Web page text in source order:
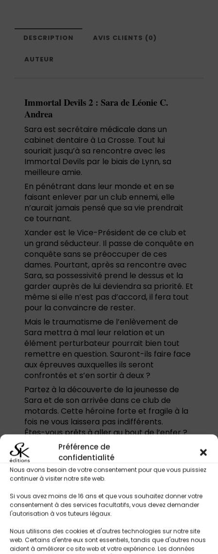
Préférence de
confidentialité
Nous avons besoin de votre consentement pour que vous puissiez
continuer à visiter notre site web.
Si vous avez moins de 16 ans et que vous souhaitez donner votre
consentement à des services facultatifs, vous devez demander
l'autorisation à vos tuteurs légaux.
Nous utilisons des cookies et d'autres technologies sur notre site
web. Certains d'entre eux sont essentiels, tandis que d'autres nous
aident à améliorer ce site web et votre expérience. Les données
DESCRIPTION AVIS CLIENTS (0)
AUTEUR
Immortal Devils 2 : Sara de Léonie C.
Andrea
Sara est secrétaire médicale dans un
cabinet dentaire à La Crosse. Tout lui
souriait jusqu’à sa rencontre avec les
Immortal Devils par le biais de Lynn, sa
meilleure amie.
En pénétrant dans leur monde et en se
faisant enlever par un club ennemi, elle
n’aurait jamais pensé que sa vie prendrait
ce tournant.
Xander est le Vice-Président de ce club et
un grand séducteur. Il passe de conquête en
conquête sans se préoccuper de ces
dames. Pourtant, après sa rencontre avec
Sara, sa possessivité prend le dessus et la
garder auprès de lui deviendra sa priorité. Et
même si elle n’est pas d’accord, il fera tout
pour la convaincre de rester.
Mais le traumatisme de l’enlèvement de
Sara mettra à mal leur relation et un
élément perturbateur pourrait bien tout
remettre en question. Sauront-ils faire face
aux épreuves auxquelles ils seront
confrontés et s’en sortir à deux ?
Partez à la découverte de la jeunesse de
Sara et de son arrivée dans ce club de
motards. Cette héroïne forte et fragile à la
fois ne vous laissera pas indifférents.
Êtes-vous prêts à aller au bout de l’enfer ?
Tropes & Thématiques :
Romance bikers
Amour possessif et séduction fatale
Traumatisme et guérison émotionnelle
Enlèvement
pouvoir
Révélation de secrets et réconciliation